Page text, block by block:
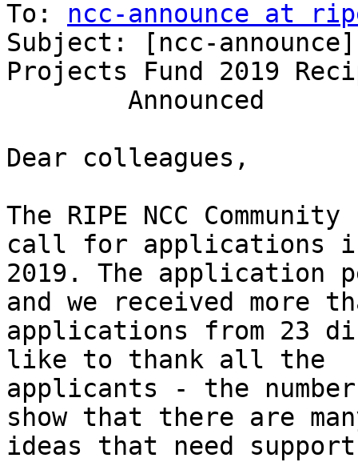
To: ncc-announce at
Subject: [ncc-announce]
Projects Fund 2019
Dear colleagues,
The RIPE NCC
call for applications
2019. The application
and we received more
applications from 23
like to thank all the
applicants - the
show that there are
ideas that need